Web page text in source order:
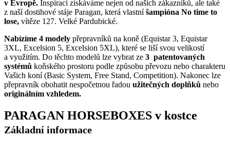
v Evropě. Inspiraci získáváme nejen od našich zákazníků, ale také
z naší dostihové stáje Paragan, která vlastníšampióna No time to
lose, vítěze 127. Velké Pardubické.
Nabízíme 4 modely přepravníků na koně (Equistar 3, Equistar
3XL, Excelsion 5, Excelsion 5XL), které se liší svou velikostí
a využitím. Do těchto modelů lze vybrat ze 3 patentovaných
systémů koňského prostoru podle způsobu převozu nebo charakteru
Vašich koní (Basic System, Free Stand, Competition). Nakonec lze
přepravník obohatit nespočetnou řadou užitečných doplňků nebo
originálním vzhledem.
PARAGAN HORSEBOXES v kostce
Základní informace